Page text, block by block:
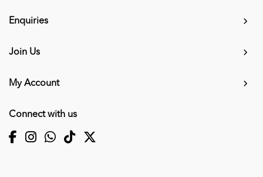
Enquiries
Join Us
My Account
Connect with us